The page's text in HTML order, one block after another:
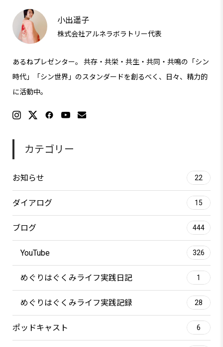
小出遥子
株式会社アルネラボラトリー代表
あるねプレゼンター。 共存・共栄・共生・共同・共鳴の「シン
時代」「シン世界」のスタンダードを創るべく、日々、精力的
に活動中。
カテゴリー
お知らせ 22
ダイアログ 15
ブログ 444
YouTube 326
めぐりはぐくみライフ実践日記 1
めぐりはぐくみライフ実践記録 28
ポッドキャスト 6